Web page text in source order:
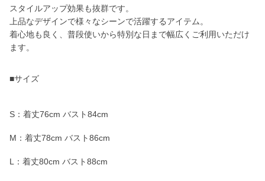
スタイルアップ効果も抜群です。
上品なデザインで様々なシーンで活躍するアイテム。
着心地も良く、普段使いから特別な日まで幅広くご利用いただけ
ます。
■サイズ
S：着丈76cm バスト84cm
M：着丈78cm バスト86cm
L：着丈80cm バスト88cm